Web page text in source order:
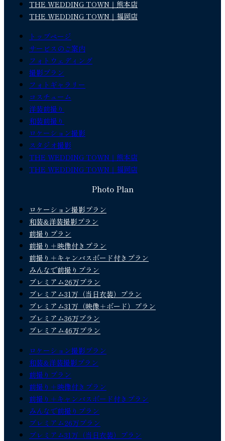
THE WEDDING TOWN｜熊本店
THE WEDDING TOWN｜福岡店
トップページ
サービスのご案内
フォトウェディング
撮影プラン
フォトギャラリー
コスチューム
洋装前撮り
和装前撮り
ロケーション撮影
スタジオ撮影
THE WEDDING TOWN｜熊本店
THE WEDDING TOWN｜福岡店
Photo Plan
ロケーション撮影プラン
和装&洋装撮影プラン
前撮りプラン
前撮り＋映像付きプラン
前撮り＋キャンバスボード付きプラン
みんなで前撮りプラン
プレミアム26万プラン
プレミアム31万（当日衣装）プラン
プレミアム31万（映像＋ボード）プラン
プレミアム36万プラン
プレミアム46万プラン
ロケーション撮影プラン
和装&洋装撮影プラン
前撮りプラン
前撮り＋映像付きプラン
前撮り＋キャンバスボード付きプラン
みんなで前撮りプラン
プレミアム26万プラン
プレミアム31万（当日衣装）プラン